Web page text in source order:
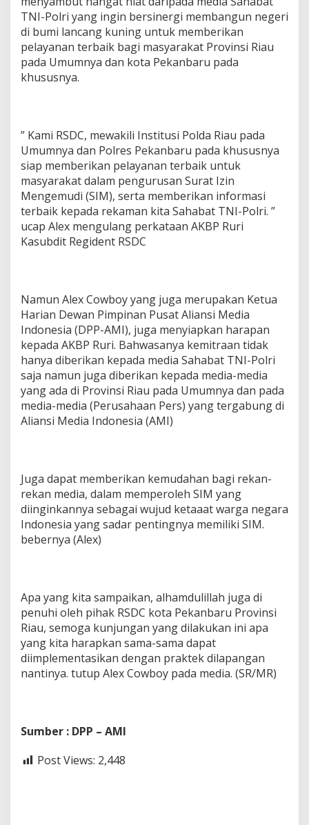
TNI-Polri yang ingin bersinergi membangun negeri
di bumi lancang kuning untuk memberikan
pelayanan terbaik bagi masyarakat Provinsi Riau
pada Umumnya dan kota Pekanbaru pada
khususnya.
” Kami RSDC, mewakili Institusi Polda Riau pada
Umumnya dan Polres Pekanbaru pada khususnya
siap memberikan pelayanan terbaik untuk
masyarakat dalam pengurusan Surat Izin
Mengemudi (SIM), serta memberikan informasi
terbaik kepada rekaman kita Sahabat TNI-Polri. ”
ucap Alex mengulang perkataan AKBP Ruri
Kasubdit Regident RSDC
Namun Alex Cowboy yang juga merupakan Ketua
Harian Dewan Pimpinan Pusat Aliansi Media
Indonesia (DPP-AMI), juga menyiapkan harapan
kepada AKBP Ruri. Bahwasanya kemitraan tidak
hanya diberikan kepada media Sahabat TNI-Polri
saja namun juga diberikan kepada media-media
yang ada di Provinsi Riau pada Umumnya dan pada
media-media (Perusahaan Pers) yang tergabung di
Aliansi Media Indonesia (AMI)
Juga dapat memberikan kemudahan bagi rekan-
rekan media, dalam memperoleh SIM yang
diinginkannya sebagai wujud ketaaat warga negara
Indonesia yang sadar pentingnya memiliki SIM.
bebernya (Alex)
Apa yang kita sampaikan, alhamdulillah juga di
penuhi oleh pihak RSDC kota Pekanbaru Provinsi
Riau, semoga kunjungan yang dilakukan ini apa
yang kita harapkan sama-sama dapat
diimplementasikan dengan praktek dilapangan
nantinya. tutup Alex Cowboy pada media. (SR/MR)
Sumber : DPP – AMI
Post Views: 2,448